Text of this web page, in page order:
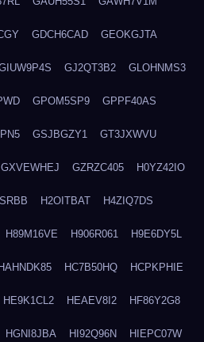
GDCH6CAD GEOKGJTA
GJ2QT3B2 GLOHNMS3
GPOM5SP9 GPPF40AS
GSJBGZY1 GT3JXWVU
GXVEWHEJ GZRZC405 H0YZ42IO
H2OITBAT H4ZIQ7DS
H89M16VE H906R061 H9E6DY5L
HAHNDK85 HC7B50HQ HCPKPHIE
HE9K1CL2 HEAEV8I2 HF86Y2G8
HGNI8JBA HI92Q96N HIEPC07W